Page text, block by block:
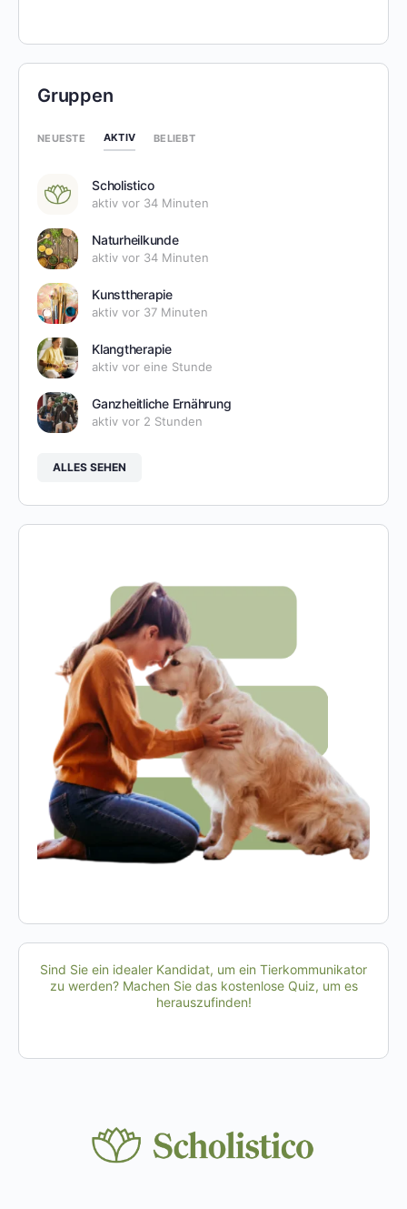
Gruppen
NEUESTE AKTIV BELIEBT
Scholistico
aktiv vor 34 Minuten
Naturheilkunde
aktiv vor 34 Minuten
Kunsttherapie
aktiv vor 37 Minuten
Klangtherapie
aktiv vor eine Stunde
Ganzheitliche Ernährung
aktiv vor 2 Stunden
ALLES SEHEN
Sind Sie ein idealer Kandidat, um ein Tierkommunikator
zu werden? Machen Sie das kostenlose Quiz, um es
herauszufinden!